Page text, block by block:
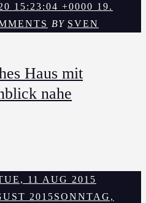
15:23:04 +0000 19.
BY SVEN
Haus mit
nahe
11 AUG 2015
2015SONNTAG,